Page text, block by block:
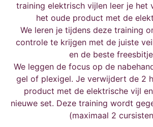
training elektrisch vijlen leer je het
het oude product met de
We leren je tijdens deze training
controle te krijgen met de juiste
en de beste
We leggen de focus op de
gel of plexigel. Je verwijdert de 2
product met de elektrische vijl
nieuwe set. Deze training wordt
(maximaal 2